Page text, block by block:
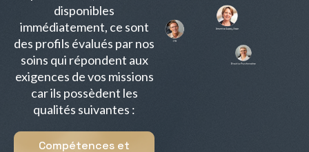
disponibles
immédiatement, ce sont
des profils évalués par nos
soins qui répondent aux
exigences de vos missions
car ils possèdent les
qualités suivantes :
Compétences et